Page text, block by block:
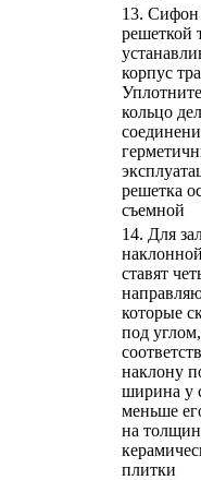
13. Сифон
решеткой
корпус
кольцо
решетка
съемной
14. Для
ставят
которые
под углом,
наклону
ширина у
меньше
на
плитки